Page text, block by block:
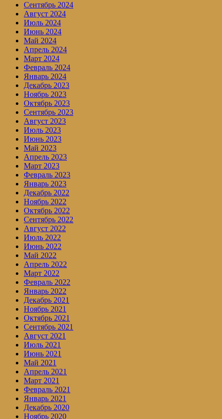
Сентябрь 2024
Август 2024
Июль 2024
Июнь 2024
Май 2024
Апрель 2024
Март 2024
Февраль 2024
Январь 2024
Декабрь 2023
Ноябрь 2023
Октябрь 2023
Сентябрь 2023
Август 2023
Июль 2023
Июнь 2023
Май 2023
Апрель 2023
Март 2023
Февраль 2023
Январь 2023
Декабрь 2022
Ноябрь 2022
Октябрь 2022
Сентябрь 2022
Август 2022
Июль 2022
Июнь 2022
Май 2022
Апрель 2022
Март 2022
Февраль 2022
Январь 2022
Декабрь 2021
Ноябрь 2021
Октябрь 2021
Сентябрь 2021
Август 2021
Июль 2021
Июнь 2021
Май 2021
Апрель 2021
Март 2021
Февраль 2021
Январь 2021
Декабрь 2020
Ноябрь 2020